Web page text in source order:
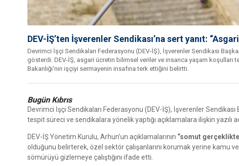
DEV-İŞ’ten İşverenler Sendikası’na sert yanıt:
Devrimci İşçi Sendikaları Federasyonu (DEV-İŞ), İşverenler Sendikası
gösterdi. DEV-İŞ, asgari ücretin bilimsel veriler ve insanca yaşam
Bakanlığı'nın işçiyi sermayenin insafına terk ettiğini belirtti.
Bugün Kıbrıs
Devrimci İşçi Sendikaları Federasyonu (DEV-İŞ), İşverenler
tespit süreci ve sendikalara yönelik yaptığı açıklamalara ilişkin yazılı
DEV-İŞ Yönetim Kurulu, Arhun’un açıklamalarının “somut
olduğunu belirterek, özel sektör çalışanlarını korumak yerine kamu
sömürüyü gizlemeye çalıştığını ifade etti.